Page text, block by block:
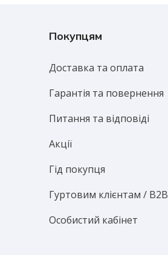
Покупцям
Доставка та оплата
Гарантія та повернення
Питання та відповіді
Акції
Гід покупця
Гуртовим клієнтам / B2B
Особистий кабінет